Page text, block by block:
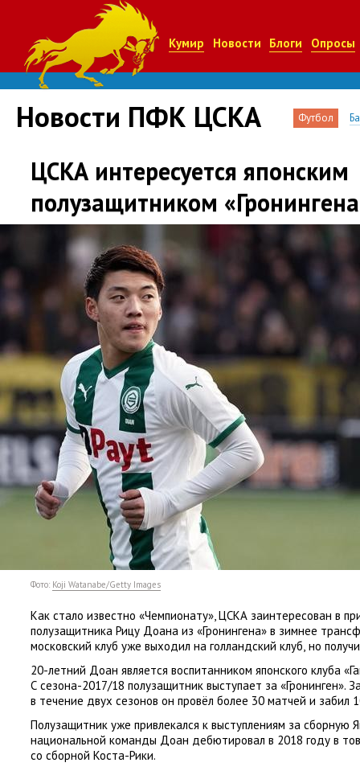
Кумир Новости Блоги Опросы
Новости ПФК ЦСКА Футбол
ЦСКА интересуется японским
полузащитником
Фото: Koji Watanabe/Getty Images
Как стало известно «Чемпионату», ЦСКА заинтересован в
полузащитника Рицу Доана из «Гронингена» в зимнее
московский клуб уже выходил на голландский клуб, но
20-летний Доан является воспитанником японского клуба «
С сезона-2017/18 полузащитник выступает за «Гронинген».
в течение двух сезонов он провёл более 30 матчей и забил
Полузащитник уже привлекался к выступлениям за сборную
национальной команды Доан дебютировал в 2018 году в
со сборной Коста-Рики.